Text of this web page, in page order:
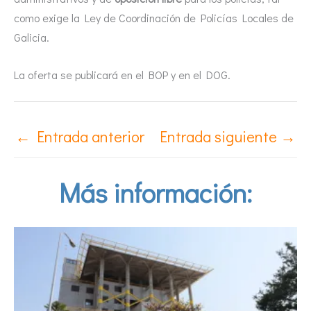
como exige la Ley de Coordinación de Policías Locales de
Galicia.
La oferta se publicará en el BOP y en el DOG.
← Entrada anterior Entrada siguiente →
Más información: